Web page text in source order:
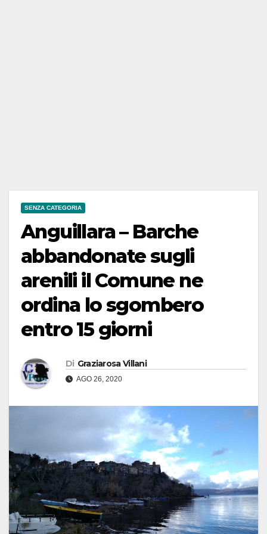
SENZA CATEGORIA
Anguillara – Barche
abbandonate sugli
arenili il Comune ne
ordina lo sgombero
entro 15 giorni
Di Graziarosa Villani
AGO 26, 2020